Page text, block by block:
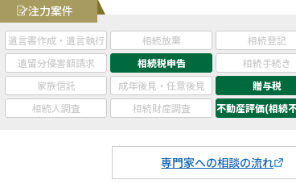
専門家への相談の流れ
注力案件
遺言書作成・遺言執行 相続放棄 相続登記
遺留分侵害額請求
相続税申告 相続手続き
家族信託
成年後見・任意後見 贈与税
相続人調査
相続財産調査